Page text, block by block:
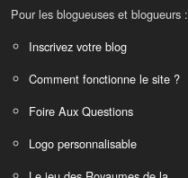
Pour les blogueuses et blogueurs :
Inscrivez votre blog
Comment fonctionne le site ?
Foire Aux Questions
Logo personnalisable